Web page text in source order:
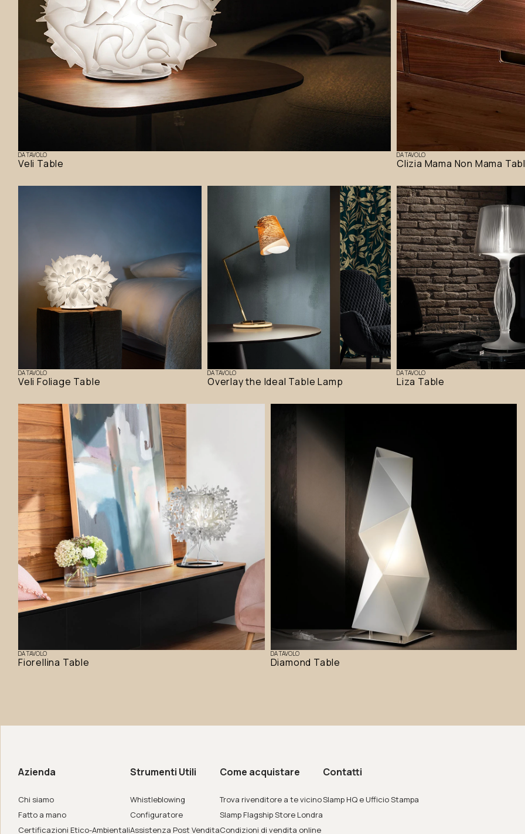
DA TAVOLO
Veli Table
DA TAVOLO
Clizia Mama Non Mama
DA TAVOLO
Veli Foliage Table
DA TAVOLO
Overlay the Ideal Table Lamp
DA TAVOLO
Liza Table
DA TAVOLO
Fiorellina Table
DA TAVOLO
Diamond Table
Azienda
Chi siamo
Fatto a mano
Certificazioni Etico-Ambientali
Strumenti Utili
Whistleblowing
Configuratore
Assistenza Post Vendita
Come acquistare
Trova rivenditore a te vicino
Slamp Flagship Store Londra
Condizioni di vendita online
Contatti
Slamp HQ e Ufficio Stampa